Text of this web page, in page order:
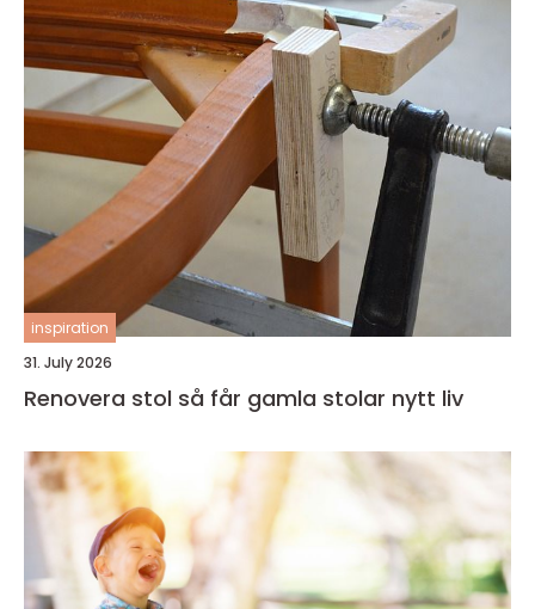
inspiration
31. July 2026
Renovera stol så får gamla stolar nytt liv